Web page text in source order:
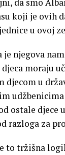
koji je ovih
u ovoj
njegova
moraju
u
ostale djece
razloga za
tržišna